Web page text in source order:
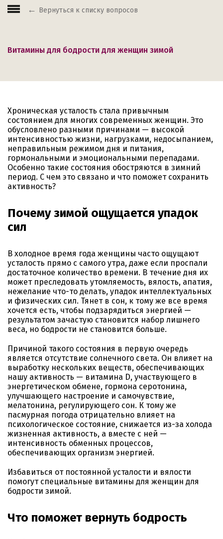
Вернуться к списку вопросов
Витамины для бодрости для женщин зимой
Хроническая усталость стала привычным
состоянием для многих современных женщин. Это
обусловлено разными причинами — высокой
интенсивностью жизни, нагрузками, недосыпанием,
неправильным режимом дня и питания,
гормональными и эмоциональными перепадами.
Особенно такие состояния обостряются в зимний
период. С чем это связано и что поможет сохранить
активность?
Почему зимой ощущается упадок
сил
В холодное время года женщины часто ощущают
усталость прямо с самого утра, даже если проспали
достаточное количество времени. В течение дня их
может преследовать утомляемость, вялость, апатия,
нежелание что-то делать, упадок интеллектуальных
и физических сил. Тянет в сон, к тому же все время
хочется есть, чтобы подзарядиться энергией —
результатом зачастую становится набор лишнего
веса, но бодрости не становится больше.
Причиной такого состояния в первую очередь
является отсутствие солнечного света. Он влияет на
выработку нескольких веществ, обеспечивающих
нашу активность — витамина D, участвующего в
энергетическом обмене, гормона серотонина,
улучшающего настроение и самочувствие,
мелатонина, регулирующего сон. К тому же
пасмурная погода отрицательно влияет на
психологическое состояние, снижается из-за холода
жизненная активность, а вместе с ней —
интенсивность обменных процессов,
обеспечивающих организм энергией.
Избавиться от постоянной усталости и вялости
помогут специальные витамины для женщин для
бодрости зимой.
Что поможет вернуть бодрость